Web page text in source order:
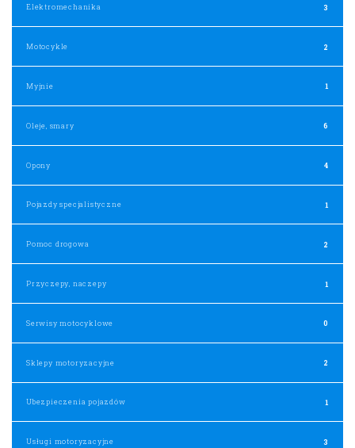
Elektromechanika 3
Motocykle 2
Myjnie 1
Oleje, smary 6
Opony 4
Pojazdy specjalistyczne 1
Pomoc drogowa 2
Przyczepy, naczepy 1
Serwisy motocyklowe 0
Sklepy motoryzacyjne 2
Ubezpieczenia pojazdów 1
Usługi motoryzacyjne 3